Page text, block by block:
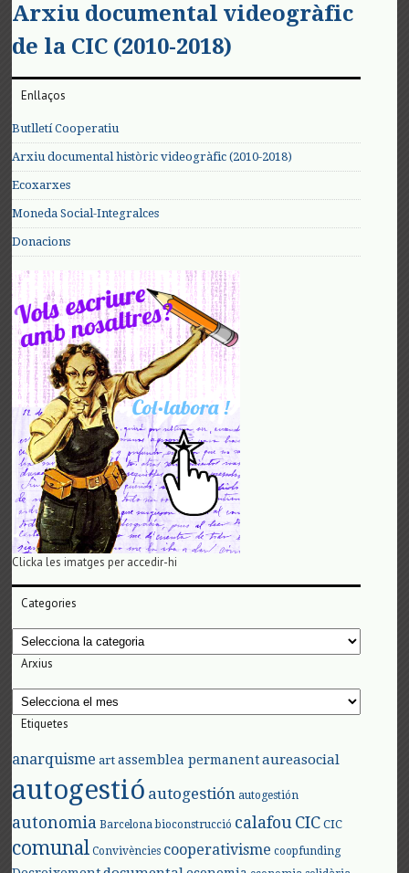
Arxiu documental videogràfic
de la CIC (2010-2018)
Enllaços
Butlletí Cooperatiu
Arxiu documental històric videogràfic (2010-2018)
Ecoxarxes
Moneda Social-Integralces
Donacions
Clicka les imatges per accedir-hi
Categories
Categories
Arxius
Arxius
Etiquetes
anarquisme art assemblea permanent aureasocial
autogestió autogestión autogestión
autonomia Barcelona bioconstrucció calafouCIC CIC
comunal Convivències cooperativisme coopfunding